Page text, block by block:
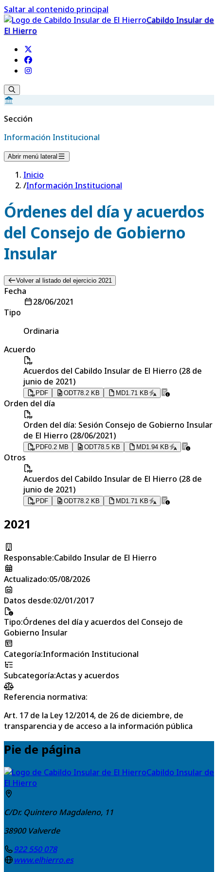
Saltar al contenido principal
Cabildo Insular de
El Hierro
Sección
Información Institucional
Abrir menú lateral
Inicio
/Información Institucional
Órdenes del día y acuerdos
del Consejo de Gobierno
Insular
Volver al listado del ejercicio 2021
Fecha
28/06/2021
Tipo
Ordinaria
Acuerdo
Acuerdos del Cabildo Insular de El Hierro (28 de
junio de 2021)
PDF ODT78.2 KB MD1.71 KB
Orden del día
Orden del día: Sesión Consejo de Gobierno Insular
de El Hierro (28/06/2021)
PDF0.2 MB ODT78.5 KB MD1.94 KB
Otros
Acuerdos del Cabildo Insular de El Hierro (28 de
junio de 2021)
PDF ODT78.2 KB MD1.71 KB
2021
Responsable:Cabildo Insular de El Hierro
Actualizado:05/08/2026
Datos desde:02/01/2017
Tipo:Órdenes del día y acuerdos del Consejo de
Gobierno Insular
Categoría:Información Institucional
Subcategoría:Actas y acuerdos
Referencia normativa:
Art. 17 de la Ley 12/2014, de 26 de diciembre, de
transparencia y de acceso a la información pública
Pie de página
Cabildo Insular de
El Hierro
C/Dr. Quintero Magdaleno, 11
38900 Valverde
922 550 078
www.elhierro.es